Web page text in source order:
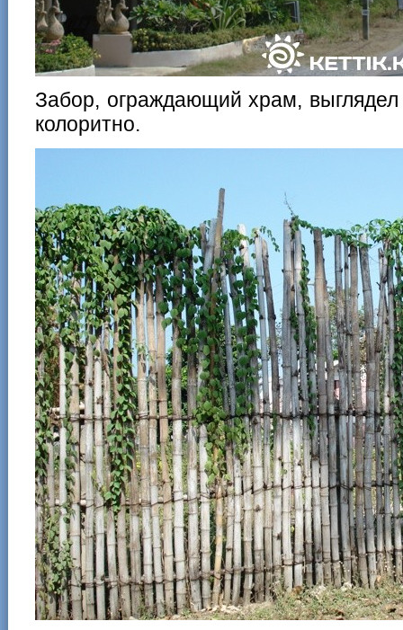
Забор, ограждающий храм,
колоритно.